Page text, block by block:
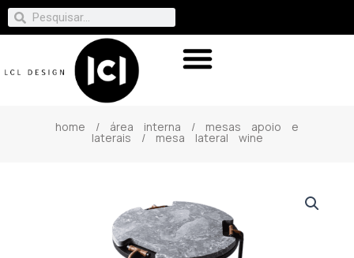
home / área interna / mesas apoio e
laterais / mesa lateral wine